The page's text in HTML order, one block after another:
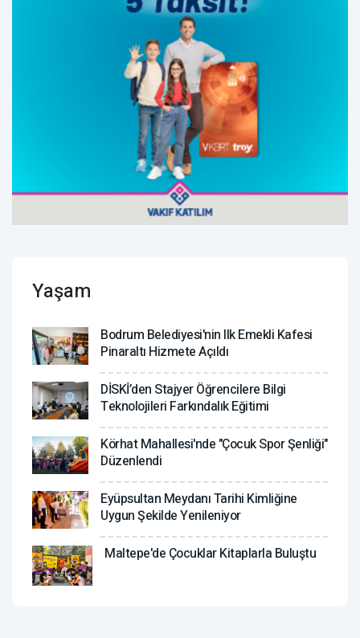
Yaşam
Bodrum Belediyesi'nin Ilk Emekli Kafesi
Pinaraltı Hizmete Açıldı
DİSKİ’den Stajyer Öğrencilere Bilgi
Teknolojileri Farkındalık Eğitimi
Körhat Mahallesi'nde "Çocuk Spor Şenliği"
Düzenlendi
Eyüpsultan Meydanı Tarihi Kimliğine
Uygun Şekilde Yenileniyor
Maltepe'de Çocuklar Kitaplarla Buluştu